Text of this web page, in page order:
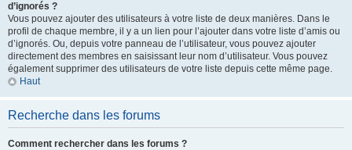
d’ignorés ?
Vous pouvez ajouter des utilisateurs à votre liste de deux manières. Dans le
profil de chaque membre, il y a un lien pour l’ajouter dans votre liste d’amis ou
d’ignorés. Ou, depuis votre panneau de l’utilisateur, vous pouvez ajouter
directement des membres en saisissant leur nom d’utilisateur. Vous pouvez
également supprimer des utilisateurs de votre liste depuis cette même page.
Haut
Recherche dans les forums
Comment rechercher dans les forums ?